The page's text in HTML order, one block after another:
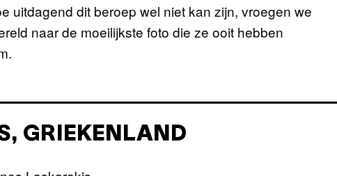
uitdagend dit beroep wel niet kan zijn, vroegen we
naar de moeilijkste foto die ze ooit hebben
GRIEKENLAND